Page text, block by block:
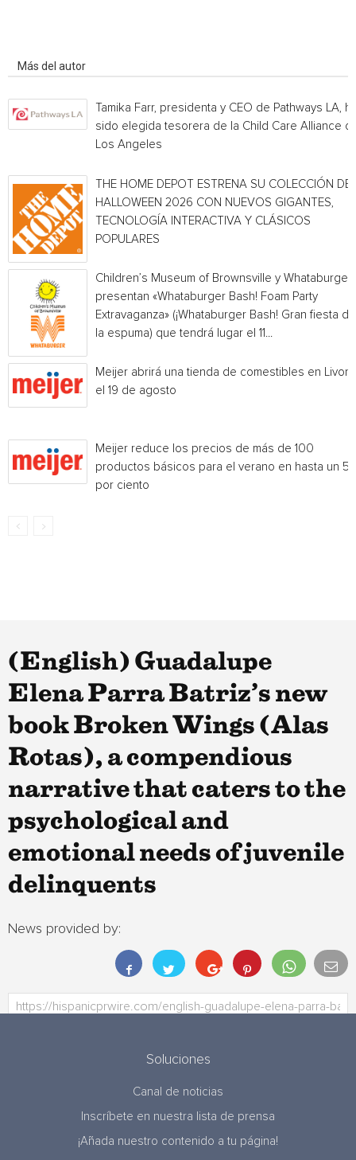
Más del autor
Tamika Farr, presidenta y CEO de Pathways LA,
sido elegida tesorera de la Child Care Alliance of
Los Angeles
THE HOME DEPOT ESTRENA SU COLECCIÓN DE
HALLOWEEN 2026 CON NUEVOS GIGANTES,
TECNOLOGÍA INTERACTIVA Y CLÁSICOS
POPULARES
Children’s Museum of Brownsville y Whataburger
presentan «Whataburger Bash! Foam Party
Extravaganza» (¡Whataburger Bash! Gran fiesta de
la espuma) que tendrá lugar el 11...
Meijer abrirá una tienda de comestibles en
el 19 de agosto
Meijer reduce los precios de más de 100
productos básicos para el verano en hasta un
por ciento
(English) Guadalupe
Elena Parra Batriz’s new
book Broken Wings (Alas
Rotas), a compendious
narrative that caters to the
psychological and
emotional needs of juvenile
delinquents
News provided by:
Soluciones
Canal de noticias
Inscríbete en nuestra lista de prensa
¡Añada nuestro contenido a tu página!